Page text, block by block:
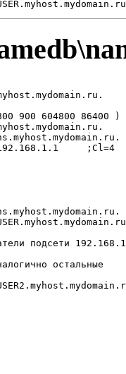
900 604800 86400 )
;Cl=4
подсети
остальные